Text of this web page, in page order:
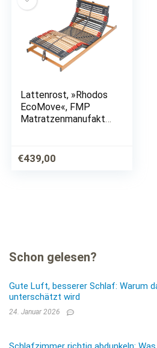
Lattenrost, »Rhodos
EcoMove«, FMP
Matratzenmanufaktur
Fußteil motorisch
verstellbar, Der
€439,00
Schon gelesen?
Gute Luft, besserer Schlaf: Warum
unterschätzt wird
24. Januar 2026